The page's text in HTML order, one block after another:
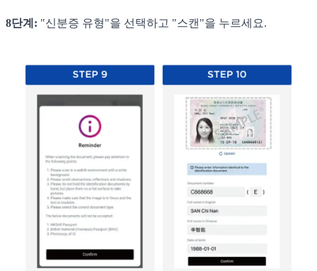
8단계: "신분증 유형"을 선택하고 "스캔"을 누르세요.